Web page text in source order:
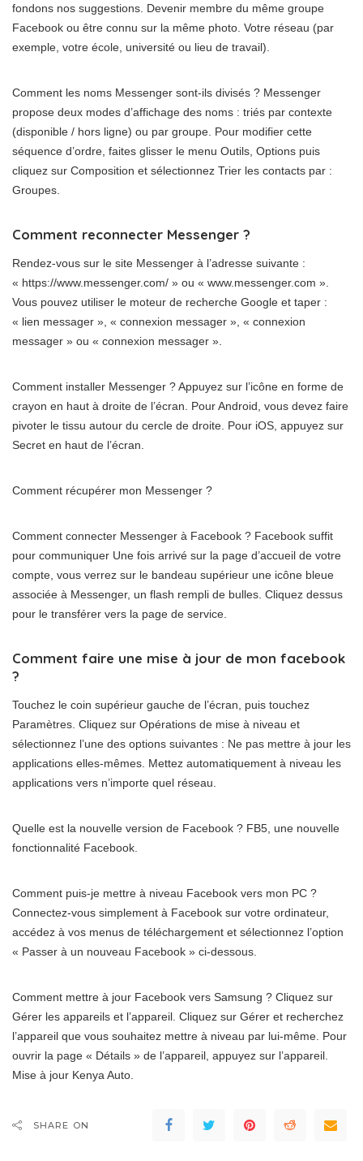
fondons nos suggestions. Devenir membre du même groupe
Facebook ou être connu sur la même photo. Votre réseau (par
exemple, votre école, université ou lieu de travail).
Comment les noms Messenger sont-ils divisés ? Messenger
propose deux modes d’affichage des noms : triés par contexte
(disponible / hors ligne) ou par groupe. Pour modifier cette
séquence d’ordre, faites glisser le menu Outils, Options puis
cliquez sur Composition et sélectionnez Trier les contacts par :
Groupes.
Comment reconnecter Messenger ?
Rendez-vous sur le site Messenger à l’adresse suivante :
« https://www.messenger.com/ » ou « www.messenger.com ».
Vous pouvez utiliser le moteur de recherche Google et taper :
« lien messager », « connexion messager », « connexion
messager » ou « connexion messager ».
Comment installer Messenger ? Appuyez sur l’icône en forme de
crayon en haut à droite de l’écran. Pour Android, vous devez faire
pivoter le tissu autour du cercle de droite. Pour iOS, appuyez sur
Secret en haut de l’écran.
Comment récupérer mon Messenger ?
Comment connecter Messenger à Facebook ? Facebook suffit
pour communiquer Une fois arrivé sur la page d’accueil de votre
compte, vous verrez sur le bandeau supérieur une icône bleue
associée à Messenger, un flash rempli de bulles. Cliquez dessus
pour le transférer vers la page de service.
Comment faire une mise à jour de mon facebook
?
Touchez le coin supérieur gauche de l’écran, puis touchez
Paramètres. Cliquez sur Opérations de mise à niveau et
sélectionnez l’une des options suivantes : Ne pas mettre à jour les
applications elles-mêmes. Mettez automatiquement à niveau les
applications vers n’importe quel réseau.
Quelle est la nouvelle version de Facebook ? FB5, une nouvelle
fonctionnalité Facebook.
Comment puis-je mettre à niveau Facebook vers mon PC ?
Connectez-vous simplement à Facebook sur votre ordinateur,
accédez à vos menus de téléchargement et sélectionnez l’option
« Passer à un nouveau Facebook » ci-dessous.
Comment mettre à jour Facebook vers Samsung ? Cliquez sur
Gérer les appareils et l’appareil. Cliquez sur Gérer et recherchez
l’appareil que vous souhaitez mettre à niveau par lui-même. Pour
ouvrir la page « Détails » de l’appareil, appuyez sur l’appareil.
Mise à jour Kenya Auto.
SHARE ON